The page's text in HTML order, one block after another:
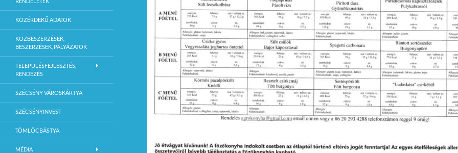
KÖZÉRDEKŰ ADATOK
KÖZBESZERZÉSEK,
BESZERZÉSEK, PÁLYÁZATOK
TELEPÜLÉSFEJLESZTÉS,
RENDEZÉS
SZÉCSÉNY VÁROSKÁRTYA
SZÉCSÉNYINVEST
TÖMLÖCBÁSTYA
MÉDIA